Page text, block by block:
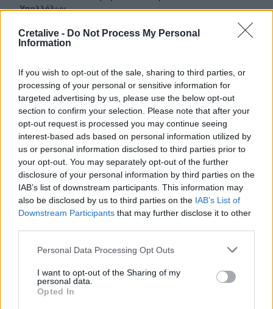
Cretalive - Do Not Process My Personal
Information
If you wish to opt-out of the sale, sharing to third parties, or
processing of your personal or sensitive information for
targeted advertising by us, please use the below opt-out
section to confirm your selection. Please note that after your
opt-out request is processed you may continue seeing
interest-based ads based on personal information utilized by
us or personal information disclosed to third parties prior to
your opt-out. You may separately opt-out of the further
disclosure of your personal information by third parties on the
IAB’s list of downstream participants. This information may
also be disclosed by us to third parties on the IAB’s List of
Downstream Participants that may further disclose it to other
Personal Data Processing Opt Outs
I want to opt-out of the Sharing of my
personal data.
Opted In
Υπαλλήλων
10:26
Η Μόσχα δηλώνει ότι κατέρριψε 605 ουκρανικά drones
10:19
Πλούσιο το πολιτιστικό πρόγραμμα του Δήμου
Ηρακλείου την Παρασκευή 7 Αυγούστου
10:18
Πυρκαγιές: Άμεσα οι μελέτες, μέχρι Δεκέμβρη τα
αντιπλημμυρικά έργα
10:11
Ηράκλειο: Συνεχίζονται οι παρεμβάσεις στην Ικάρου -
Έρχονται διαγραμμίσεις και νέα φρεάτια
Άγιος Νικόλαος: Αγροτικό "καρφώθηκε" σε φορτηγό
09:50
Ιράν: Η συμφωνία με το Ομάν δεν σημαίνει πλήρες